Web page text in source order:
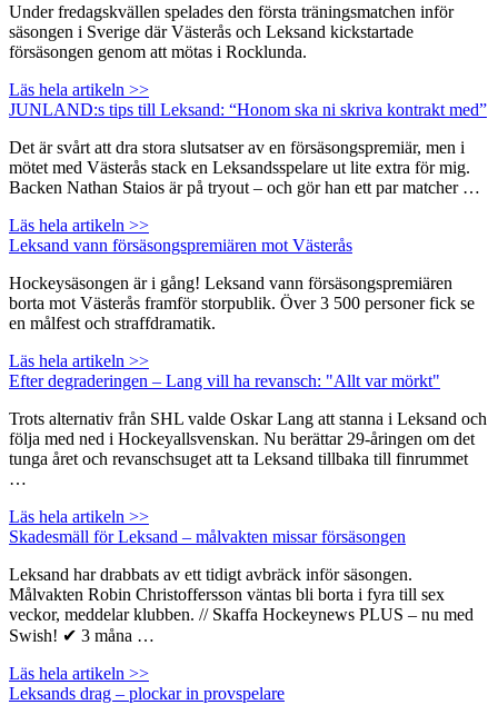
Under fredagskvällen spelades den första träningsmatchen inför
säsongen i Sverige där Västerås och Leksand kickstartade
försäsongen genom att mötas i Rocklunda.
Läs hela artikeln >>
JUNLAND:s tips till Leksand: “Honom ska ni skriva kontrakt med”
Det är svårt att dra stora slutsatser av en försäsongspremiär, men i
mötet med Västerås stack en Leksandsspelare ut lite extra för mig.
Backen Nathan Staios är på tryout – och gör han ett par matcher …
Läs hela artikeln >>
Leksand vann försäsongspremiären mot Västerås
Hockeysäsongen är i gång! Leksand vann försäsongspremiären
borta mot Västerås framför storpublik. Över 3 500 personer fick se
en målfest och straffdramatik.
Läs hela artikeln >>
Efter degraderingen – Lang vill ha revansch: "Allt var mörkt"
Trots alternativ från SHL valde Oskar Lang att stanna i Leksand och
följa med ned i Hockeyallsvenskan. Nu berättar 29-åringen om det
tunga året och revanschsuget att ta Leksand tillbaka till finrummet
…
Läs hela artikeln >>
Skadesmäll för Leksand – målvakten missar försäsongen
Leksand har drabbats av ett tidigt avbräck inför säsongen.
Målvakten Robin Christoffersson väntas bli borta i fyra till sex
veckor, meddelar klubben. // Skaffa Hockeynews PLUS – nu med
Swish! ✔ 3 måna …
Läs hela artikeln >>
Leksands drag – plockar in provspelare